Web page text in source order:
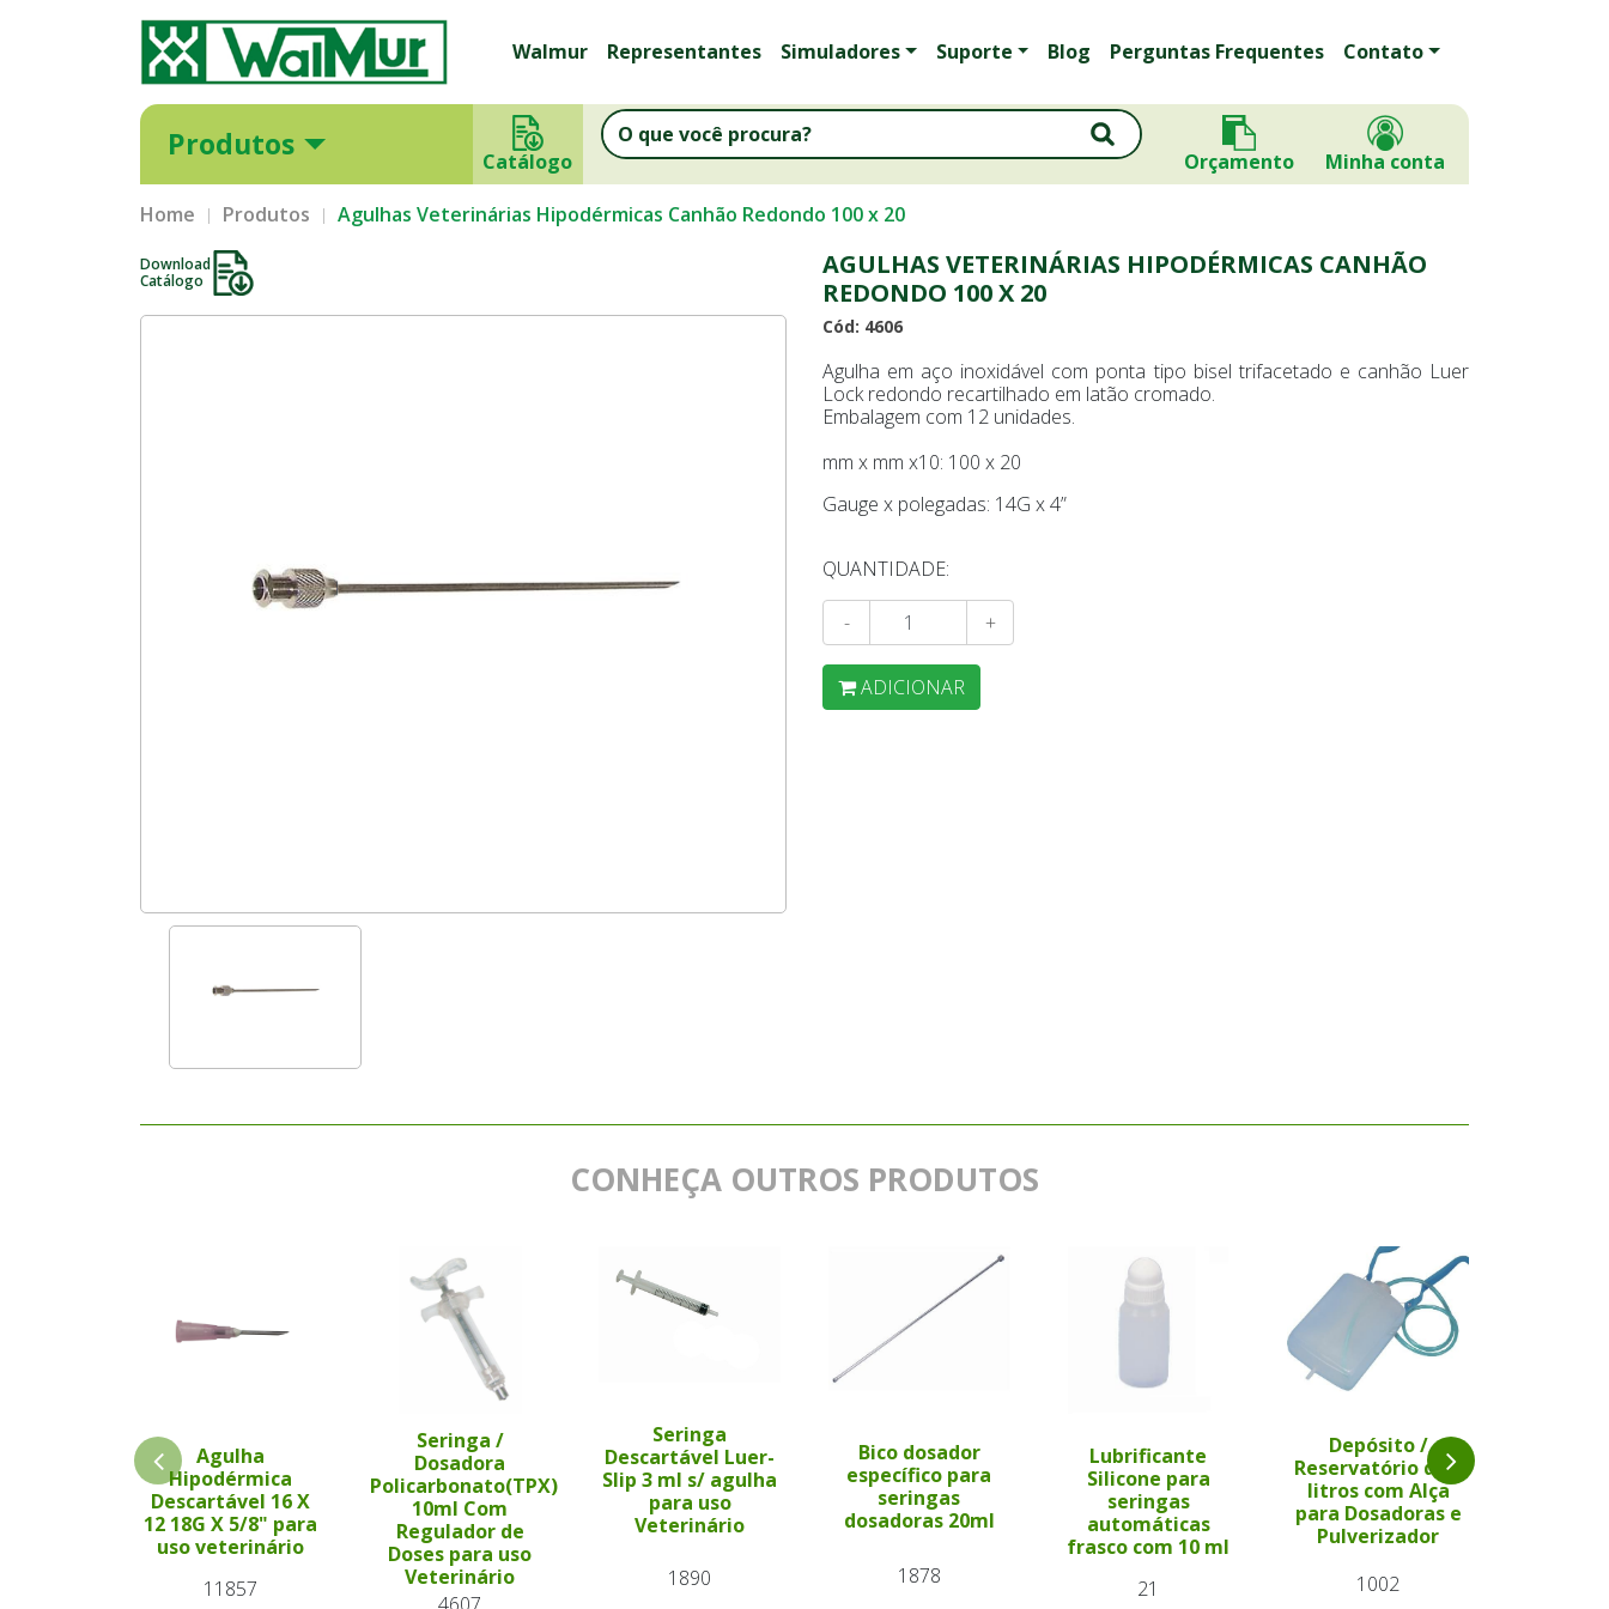
Walmur Representantes Simuladores Suporte Blog Perguntas Frequentes Contato
Produtos Catálogo Orçamento Minha conta
Home Produtos Agulhas Veterinárias Hipodérmicas Canhão Redondo 100 x 20
Download
Catálogo
AGULHAS VETERINÁRIAS HIPODÉRMICAS CANHÃO
REDONDO 100 X 20
Cód: 4606
Agulha em aço inoxidável com ponta tipo bisel trifacetado e canhão Luer
Lock redondo recartilhado em latão cromado.
Embalagem com 12 unidades.
mm x mm x10: 100 x 20
Gauge x polegadas: 14G x 4”
QUANTIDADE:
- +
ADICIONAR
CONHEÇA OUTROS PRODUTOS
Agulha
Hipodérmica
Descartável 16 X
12 18G X 5/8" para
uso veterinário
11857
Seringa /
Dosadora
Policarbonato(TPX)
10ml Com
Regulador de
Doses para uso
Veterinário
Seringa
Descartável Luer-
Slip 3 ml s/ agulha
para uso
Veterinário
1890
Bico dosador
específico para
seringas
dosadoras 20ml
1878
Lubrificante
Silicone para
seringas
automáticas
frasco com 10 ml
21
Depósito /
Reservatório de 2
litros com Alça
para Dosadoras e
Pulverizador
1002